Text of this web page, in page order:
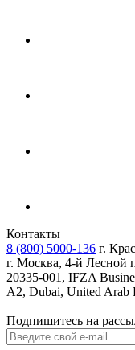
Контакты
8 (800) 5000-136 г.
г. Москва, 4-й Лесной
20335-001, IFZA
A2, Dubai, United Arab
Подпишитесь на